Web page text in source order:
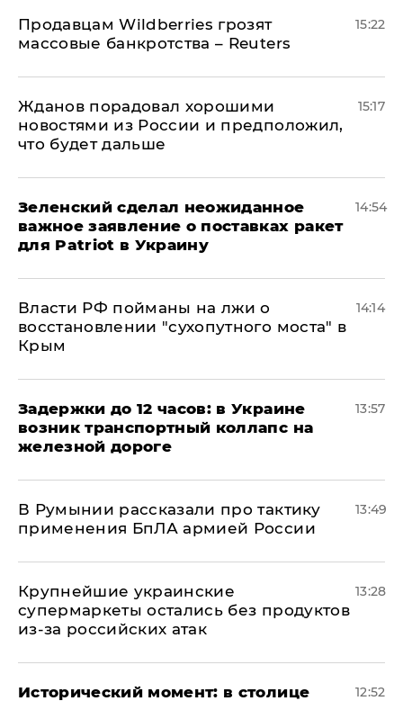
Продавцам Wildberries грозят
массовые банкротства – Reuters
15:22
Жданов порадовал хорошими
новостями из России и предположил,
что будет дальше
15:17
Зеленский сделал неожиданное
важное заявление о поставках ракет
для Patriot в Украину
14:54
Власти РФ пойманы на лжи о
восстановлении "сухопутного моста" в
Крым
14:14
Задержки до 12 часов: в Украине
возник транспортный коллапс на
железной дороге
13:57
В Румынии рассказали про тактику
применения БпЛА армией России
13:49
Крупнейшие украинские
супермаркеты остались без продуктов
из-за российских атак
13:28
Исторический момент: в столице
12:52